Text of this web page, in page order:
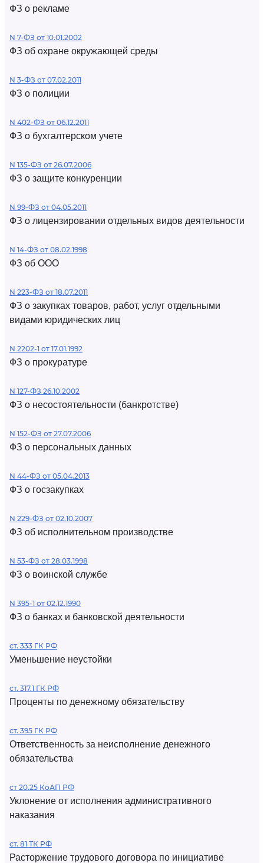
ФЗ о рекламе
N 7-ФЗ от 10.01.2002
ФЗ об охране окружающей среды
N 3-ФЗ от 07.02.2011
ФЗ о полиции
N 402-ФЗ от 06.12.2011
ФЗ о бухгалтерском учете
N 135-ФЗ от 26.07.2006
ФЗ о защите конкуренции
N 99-ФЗ от 04.05.2011
ФЗ о лицензировании отдельных видов деятельности
N 14-ФЗ от 08.02.1998
ФЗ об ООО
N 223-ФЗ от 18.07.2011
ФЗ о закупках товаров, работ, услуг отдельными
видами юридических лиц
N 2202-1 от 17.01.1992
ФЗ о прокуратуре
N 127-ФЗ 26.10.2002
ФЗ о несостоятельности (банкротстве)
N 152-ФЗ от 27.07.2006
ФЗ о персональных данных
N 44-ФЗ от 05.04.2013
ФЗ о госзакупках
N 229-ФЗ от 02.10.2007
ФЗ об исполнительном производстве
N 53-ФЗ от 28.03.1998
ФЗ о воинской службе
N 395-1 от 02.12.1990
ФЗ о банках и банковской деятельности
ст. 333 ГК РФ
Уменьшение неустойки
ст. 317.1 ГК РФ
Проценты по денежному обязательству
ст. 395 ГК РФ
Ответственность за неисполнение денежного
обязательства
ст 20.25 КоАП РФ
Уклонение от исполнения административного
наказания
ст. 81 ТК РФ
Расторжение трудового договора по инициативе